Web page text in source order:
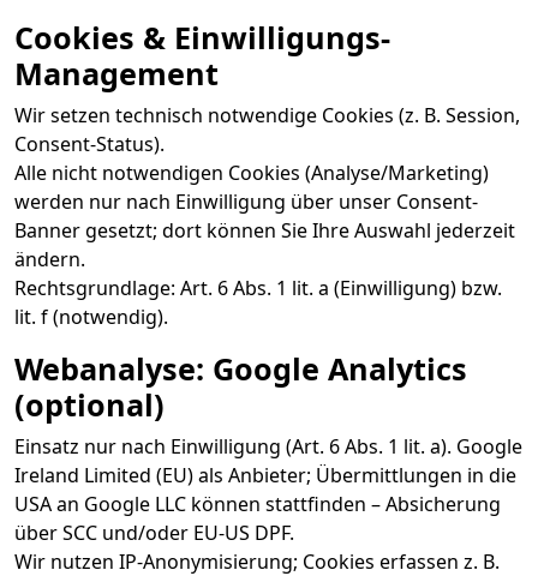
Cookies & Einwilligungs-
Management
Wir setzen technisch notwendige Cookies (z. B. Session,
Consent-Status).
Alle nicht notwendigen Cookies (Analyse/Marketing)
werden nur nach Einwilligung über unser Consent-
Banner gesetzt; dort können Sie Ihre Auswahl jederzeit
ändern.
Rechtsgrundlage: Art. 6 Abs. 1 lit. a (Einwilligung) bzw.
lit. f (notwendig).
Webanalyse: Google Analytics
(optional)
Einsatz nur nach Einwilligung (Art. 6 Abs. 1 lit. a). Google
Ireland Limited (EU) als Anbieter; Übermittlungen in die
USA an Google LLC können stattfinden – Absicherung
über SCC und/oder EU-US DPF.
Wir nutzen IP-Anonymisierung; Cookies erfassen z. B.